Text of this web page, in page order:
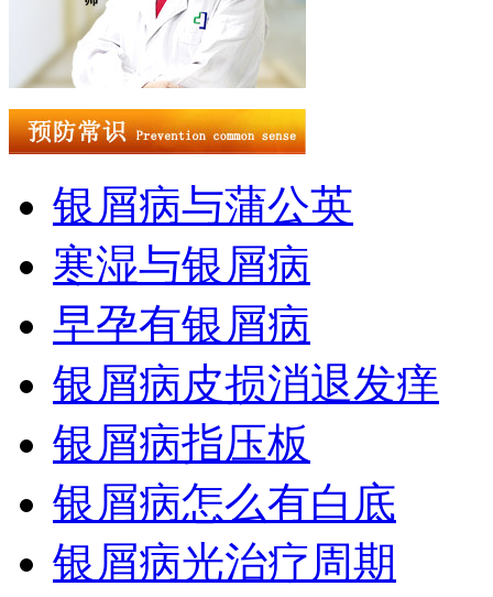
银屑病与蒲公英
寒湿与银屑病
早孕有银屑病
银屑病皮损消退发痒
银屑病指压板
银屑病怎么有白底
银屑病光治疗周期